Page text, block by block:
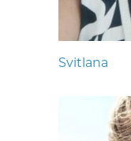
Svitlana